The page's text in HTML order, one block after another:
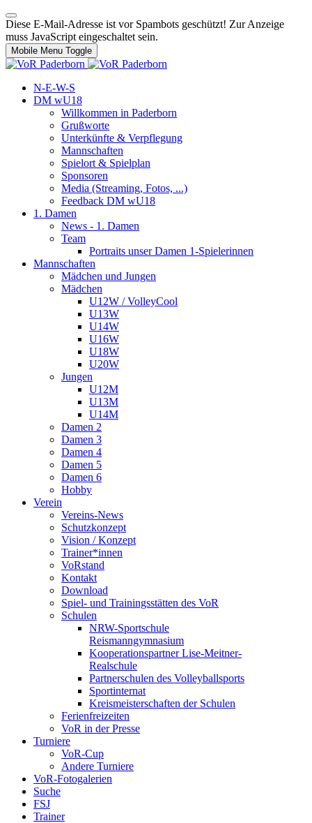
Diese E-Mail-Adresse ist vor Spambots geschützt! Zur Anzeige
muss JavaScript eingeschaltet sein.
Mobile Menu Toggle
N-E-W-S
DM wU18
Willkommen in Paderborn
Grußworte
Unterkünfte & Verpflegung
Mannschaften
Spielort & Spielplan
Sponsoren
Media (Streaming, Fotos, ...)
Feedback DM wU18
1. Damen
News - 1. Damen
Team
Portraits unser Damen 1-Spielerinnen
Mannschaften
Mädchen und Jungen
Mädchen
U12W / VolleyCool
U13W
U14W
U16W
U18W
U20W
Jungen
U12M
U13M
U14M
Damen 2
Damen 3
Damen 4
Damen 5
Damen 6
Hobby
Verein
Vereins-News
Schutzkonzept
Vision / Konzept
Trainer*innen
VoRstand
Kontakt
Download
Spiel- und Trainingsstätten des VoR
Schulen
NRW-Sportschule
Reismanngymnasium
Kooperationspartner Lise-Meitner-
Realschule
Partnerschulen des Volleyballsports
Sportinternat
Kreismeisterschaften der Schulen
Ferienfreizeiten
VoR in der Presse
Turniere
VoR-Cup
Andere Turniere
VoR-Fotogalerien
Suche
FSJ
Trainer